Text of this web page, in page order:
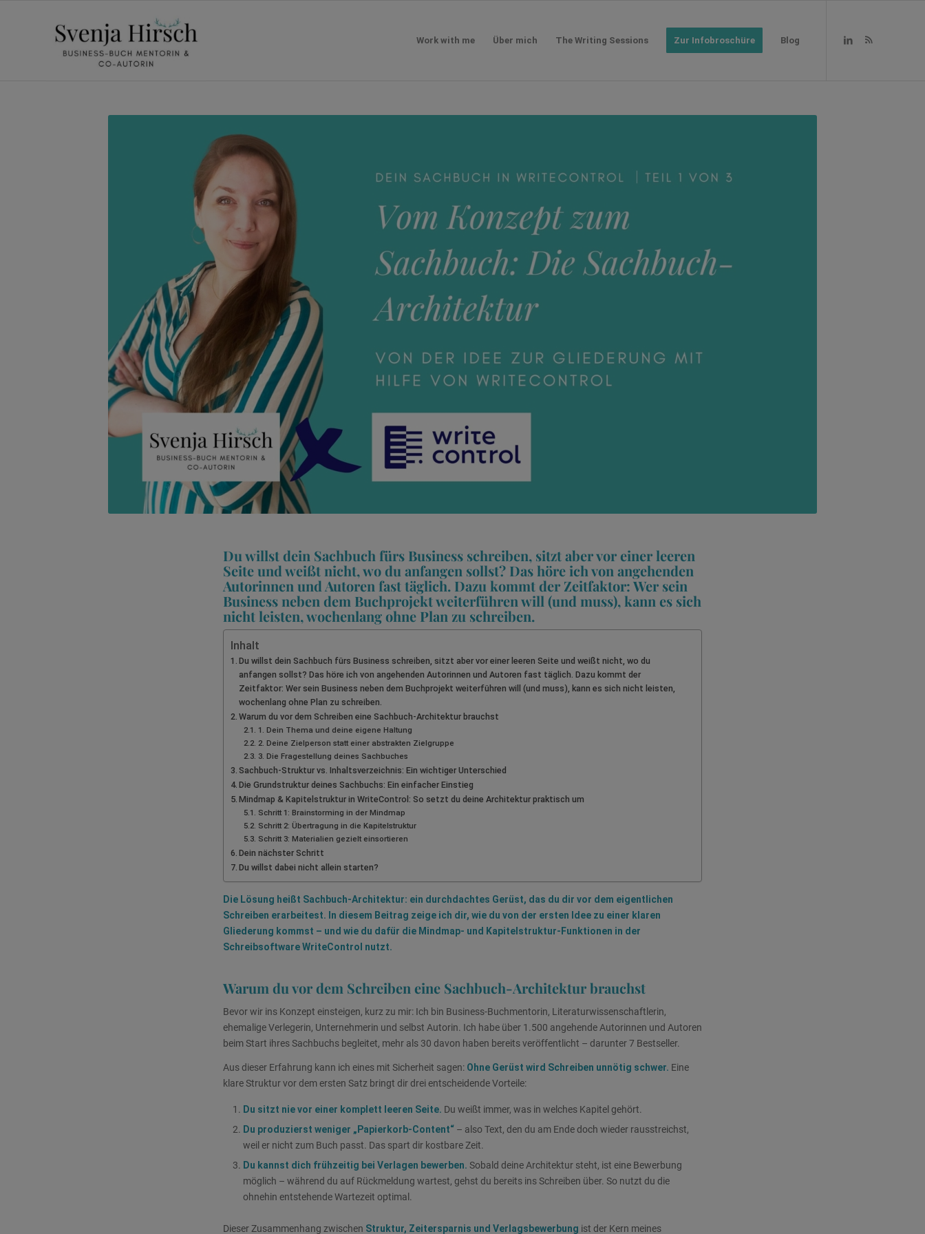
Work with me Über mich The Writing Sessions Zur Infobroschüre Blog
Du willst dein Sachbuch fürs Business schreiben, sitzt aber vor einer leeren
Seite und weißt nicht, wo du anfangen sollst? Das höre ich von angehenden
Autorinnen und Autoren fast täglich. Dazu kommt der Zeitfaktor: Wer sein
Business neben dem Buchprojekt weiterführen will (und muss), kann es sich
nicht leisten, wochenlang ohne Plan zu schreiben.
Inhalt
Du willst dein Sachbuch fürs Business schreiben, sitzt aber vor einer leeren Seite und weißt nicht, wo du
anfangen sollst? Das höre ich von angehenden Autorinnen und Autoren fast täglich. Dazu kommt der
Zeitfaktor: Wer sein Business neben dem Buchprojekt weiterführen will (und muss), kann es sich nicht leisten,
wochenlang ohne Plan zu schreiben.
Warum du vor dem Schreiben eine Sachbuch-Architektur brauchst
1. Dein Thema und deine eigene Haltung
2. Deine Zielperson statt einer abstrakten Zielgruppe
3. Die Fragestellung deines Sachbuches
Sachbuch-Struktur vs. Inhaltsverzeichnis: Ein wichtiger Unterschied
Die Grundstruktur deines Sachbuchs: Ein einfacher Einstieg
Mindmap & Kapitelstruktur in WriteControl: So setzt du deine Architektur praktisch um
Schritt 1: Brainstorming in der Mindmap
Schritt 2: Übertragung in die Kapitelstruktur
Schritt 3: Materialien gezielt einsortieren
Dein nächster Schritt
Du willst dabei nicht allein starten?
Die Lösung heißt Sachbuch-Architektur: ein durchdachtes Gerüst, das du dir vor dem eigentlichen
Schreiben erarbeitest. In diesem Beitrag zeige ich dir, wie du von der ersten Idee zu einer klaren
Gliederung kommst – und wie du dafür die Mindmap- und Kapitelstruktur-Funktionen in der
Schreibsoftware WriteControl nutzt.
Warum du vor dem Schreiben eine Sachbuch-Architektur brauchst
Bevor wir ins Konzept einsteigen, kurz zu mir: Ich bin Business-Buchmentorin, Literaturwissenschaftlerin,
ehemalige Verlegerin, Unternehmerin und selbst Autorin. Ich habe über 1.500 angehende Autorinnen und Autoren
beim Start ihres Sachbuchs begleitet, mehr als 30 davon haben bereits veröffentlicht – darunter 7 Bestseller.
Aus dieser Erfahrung kann ich eines mit Sicherheit sagen: Ohne Gerüst wird Schreiben unnötig schwer. Eine
klare Struktur vor dem ersten Satz bringt dir drei entscheidende Vorteile:
Du sitzt nie vor einer komplett leeren Seite. Du weißt immer, was in welches Kapitel gehört.
Du produzierst weniger „Papierkorb-Content“– also Text, den du am Ende doch wieder rausstreichst,
weil er nicht zum Buch passt. Das spart dir kostbare Zeit.
Du kannst dich frühzeitig bei Verlagen bewerben. Sobald deine Architektur steht, ist eine Bewerbung
möglich – während du auf Rückmeldung wartest, gehst du bereits ins Schreiben über. So nutzt du die
ohnehin entstehende Wartezeit optimal.
Dieser Zusammenhang zwischen Struktur, Zeitersparnis und Verlagsbewerbung ist der Kern meines